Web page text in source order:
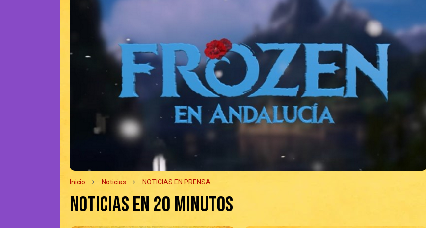
Inicio Noticias NOTICIAS EN PRENSA
Noticias en 20 minutos